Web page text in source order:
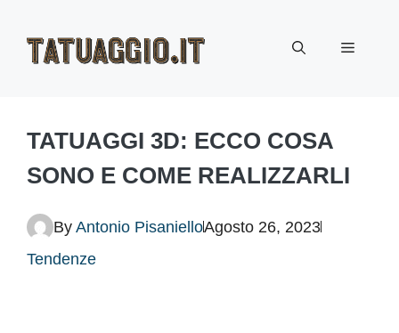
Menu
TATUAGGI 3D: ECCO COSA
SONO E COME REALIZZARLI
By Antonio PisanielloAgosto 26, 2023
Tendenze